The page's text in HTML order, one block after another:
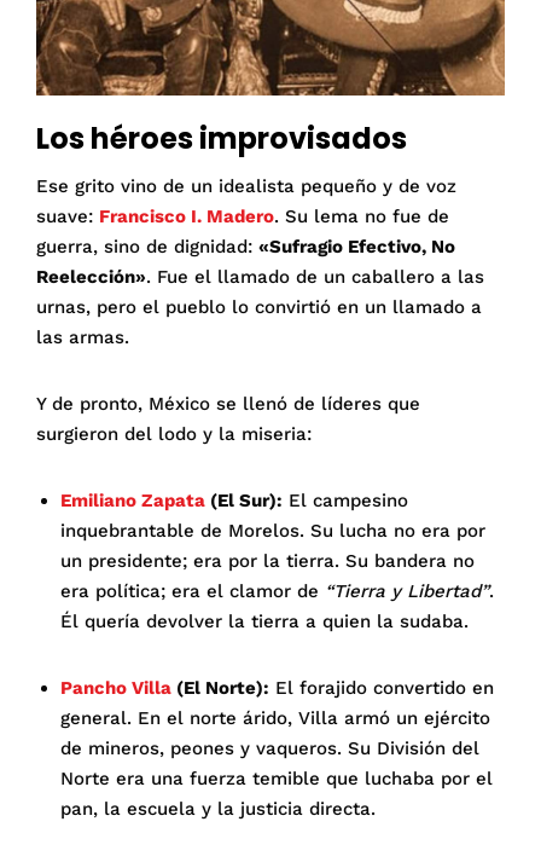
Los héroes improvisados
Ese grito vino de un idealista pequeño y de voz
suave: Francisco I. Madero. Su lema no fue de
guerra, sino de dignidad: «Sufragio Efectivo, No
Reelección». Fue el llamado de un caballero a las
urnas, pero el pueblo lo convirtió en un llamado a
las armas.
Y de pronto, México se llenó de líderes que
surgieron del lodo y la miseria:
Emiliano Zapata (El Sur): El campesino
inquebrantable de Morelos. Su lucha no era por
un presidente; era por la tierra. Su bandera no
era política; era el clamor de “Tierra y Libertad”.
Él quería devolver la tierra a quien la sudaba.
Pancho Villa (El Norte): El forajido convertido en
general. En el norte árido, Villa armó un ejército
de mineros, peones y vaqueros. Su División del
Norte era una fuerza temible que luchaba por el
pan, la escuela y la justicia directa.